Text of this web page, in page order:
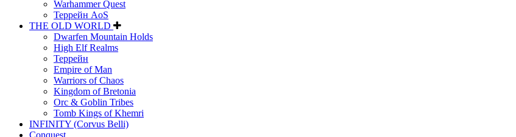
Warhammer Quest
Террейн AoS
THE OLD WORLD
Dwarfen Mountain Holds
High Elf Realms
Террейн
Empire of Man
Warriors of Chaos
Kingdom of Bretonia
Orc & Goblin Tribes
Tomb Kings of Khemri
INFINITY (Corvus Belli)
Conquest